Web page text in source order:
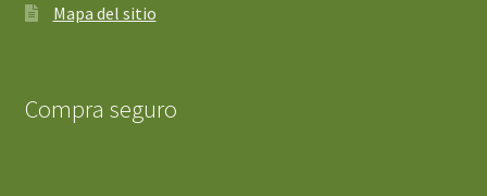
Mapa del sitio
Compra seguro